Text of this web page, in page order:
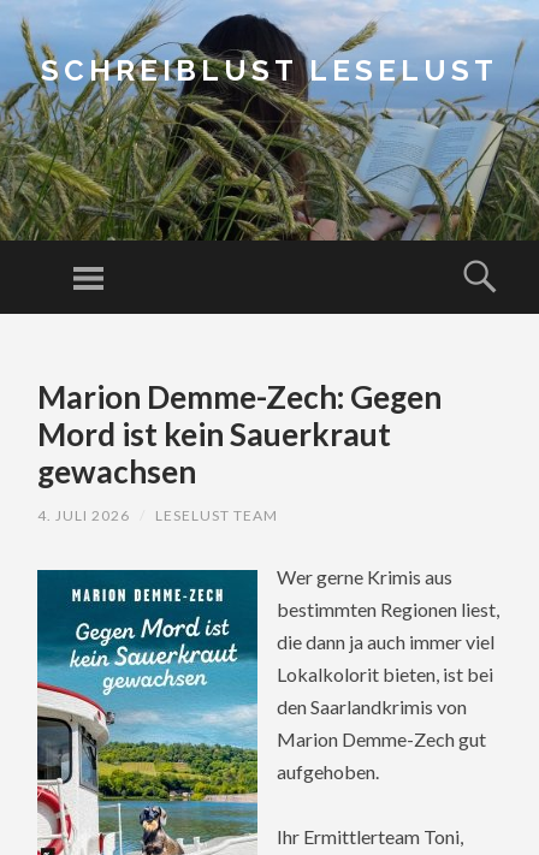
SCHREIBLUST LESELUST
Menu
CONTENTMarion Demme-Zech: Gegen
Mord ist kein Sauerkraut
gewachsen
4. JULI 2026 LESELUST TEAM
Wer gerne Krimis aus
bestimmten Regionen liest,
die dann ja auch immer viel
Lokalkolorit bieten, ist bei
den Saarlandkrimis von
Marion Demme-Zech gut
aufgehoben.
Ihr Ermittlerteam Toni,